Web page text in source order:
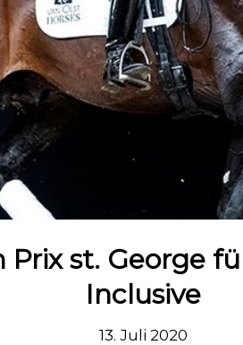
Prix st. George
Inclusive
13. Juli 2020